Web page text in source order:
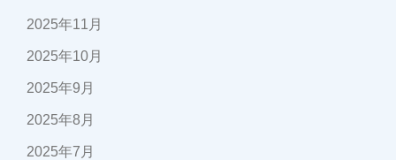
2025年11月
2025年10月
2025年9月
2025年8月
2025年7月